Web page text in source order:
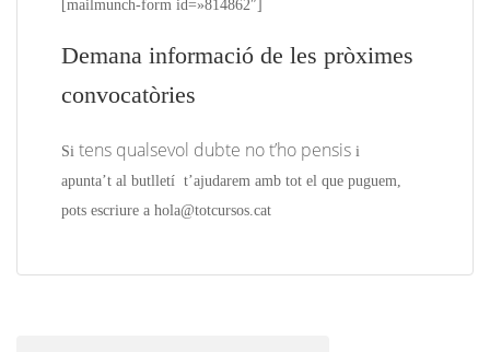
[mailmunch-form id=»814862″]
Demana informació de les pròximes
convocatòries
Si tens qualsevol dubte no t’ho pensis i
apunta’t al butlletí t’ajudarem amb tot el que puguem,
pots escriure a hola@totcursos.cat